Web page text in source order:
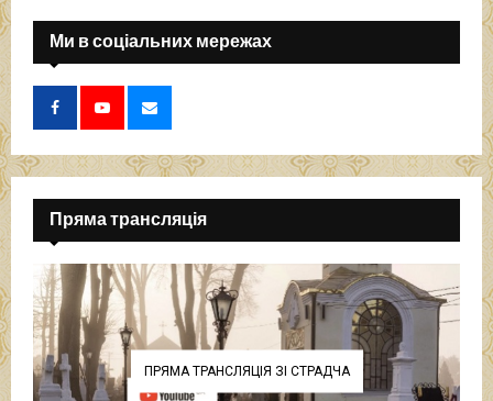
Ми в соціальних мережах
Пряма трансляція
ПРЯМА ТРАНСЛЯЦІЯ ЗІ СТРАДЧА